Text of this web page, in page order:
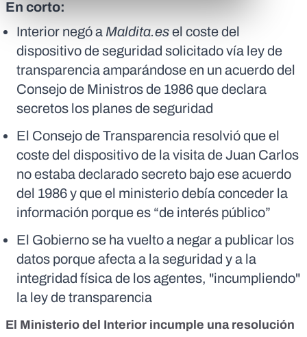
En corto:
Interior negó a Maldita.esel coste del
dispositivo de seguridad solicitado vía ley de
transparencia amparándose en un acuerdo del
Consejo de Ministros de 1986 que declara
secretos los planes de seguridad
El Consejo de Transparencia resolvió que el
coste del dispositivo de la visita de Juan Carlos
no estaba declarado secreto bajo ese acuerdo
del 1986 y que el ministerio debía conceder la
información porque es “de interés público”
El Gobierno se ha vuelto a negar a publicar los
datos porque afecta a la seguridad y a la
integridad física de los agentes, "incumpliendo"
la ley de transparencia
El Ministerio del Interior incumple una resolución